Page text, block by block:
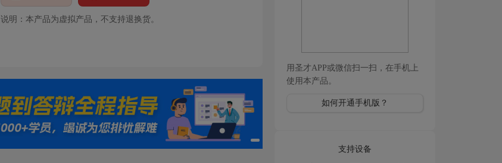
说明：本产品为虚拟产品，不支持退换货。
用圣才APP或微信扫一扫，在手机上
使用本产品。
如何开通手机版？
支持设备